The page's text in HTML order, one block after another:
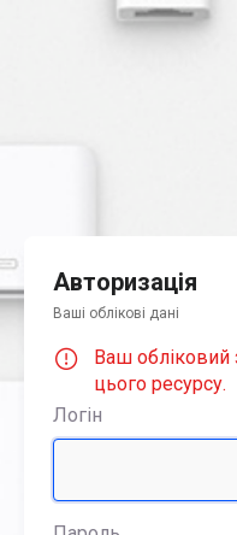
Авторизація
Ваші облікові дані
Ваш обліковий
цього ресурсу.
Логін